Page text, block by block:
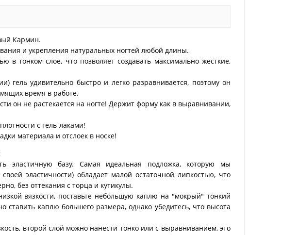
Кармин.
и укрепления натуральных ногтей любой длины.
в тонком слое, что позволяет создавать максимально жёсткие,
гель удивительно быстро и легко разравнивается, поэтому он
время в работе.
он не растекается на ногте! Держит форму как в выравнивании,
с гель-лаками!
материала и отслоек в носке!
эластичную базу. Самая идеальная подложка, которую мы
эластичности) обладает малой остаточной липкостью, что
без оттекания с торца и кутикулы.
вязкости, поставьте небольшую каплю на "мокрый" тонкий
каплю большего размера, однако убедитесь, что высота
второй слой можно нанести тонко или с выравниванием, это